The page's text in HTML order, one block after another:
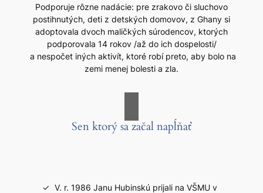
Podporuje rôzne nadácie: pre zrakovo či sluchovo
postihnutých, deti z detských domovov, z Ghany si
adoptovala dvoch maličkých súrodencov, ktorých
podporovala 14 rokov /až do ich dospelosti/
a nespočet iných aktivít, ktoré robí preto, aby bolo na
zemi menej bolesti a zla.
Sen ktorý sa začal napĺňať
V. r. 1986 Janu Hubinskú prijali na VŠMU v